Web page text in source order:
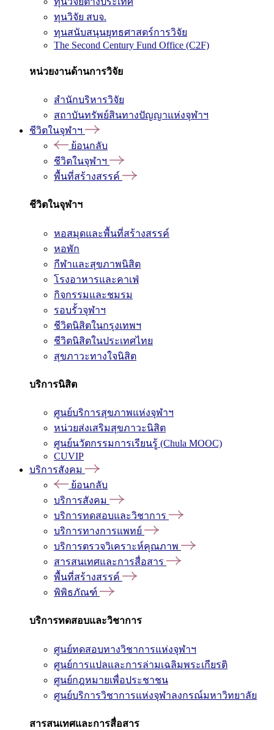
ทุนวิจัย สบจ.
ทุนสนับสนุนยุทธศาสตร์การวิจัย
The Second Century Fund Office (C2F)
หน่วยงานด้านการวิจัย
สำนักบริหารวิจัย
สถาบันทรัพย์สินทางปัญญาแห่งจุฬาฯ
ชีวิตในจุฬาฯ
ย้อนกลับ
ชีวิตในจุฬาฯ
พื้นที่สร้างสรรค์
ชีวิตในจุฬาฯ
หอสมุดและพื้นที่สร้างสรรค์
หอพัก
กีฬาและสุขภาพนิสิต
โรงอาหารและคาเฟ่
กิจกรรมและชมรม
รอบรั้วจุฬาฯ
ชีวิตนิสิตในกรุงเทพฯ
ชีวิตนิสิตในประเทศไทย
สุขภาวะทางใจนิสิต
บริการนิสิต
ศูนย์บริการสุขภาพแห่งจุฬาฯ
หน่วยส่งเสริมสุขภาวะนิสิต
ศูนย์นวัตกรรมการเรียนรู้ (Chula MOOC)
CUVIP
บริการสังคม
ย้อนกลับ
บริการสังคม
บริการทดสอบและวิชาการ
บริการทางการแพทย์
บริการตรวจวิเคราะห์คุณภาพ
สารสนเทศและการสื่อสาร
พื้นที่สร้างสรรค์
พิพิธภัณฑ์
บริการทดสอบและวิชาการ
ศูนย์ทดสอบทางวิชาการแห่งจุฬาฯ
ศูนย์การแปลและการล่ามเฉลิมพระเกียรติ
ศูนย์กฎหมายเพื่อประชาชน
ศูนย์บริการวิชาการแห่งจุฬาลงกรณ์มหาวิทยาลัย
สารสนเทศและการสื่อสาร